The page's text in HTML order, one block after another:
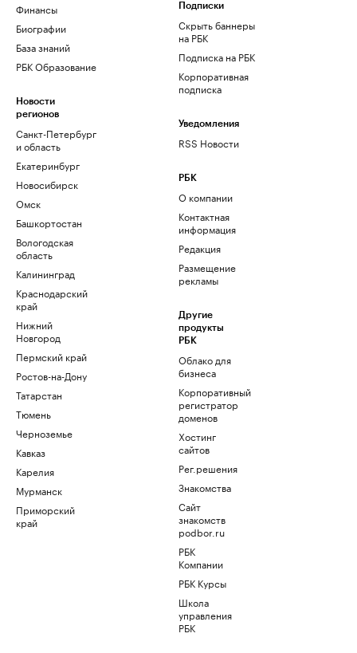
Финансы
Биографии
База знаний
РБК Образование
Новости
регионов
Санкт-Петербург
и область
Екатеринбург
Новосибирск
Омск
Башкортостан
Вологодская
область
Калининград
Краснодарский
край
Нижний
Новгород
Пермский край
Ростов-на-Дону
Татарстан
Тюмень
Черноземье
Кавказ
Карелия
Мурманск
Приморский
край
Подписки
Скрыть баннеры
на РБК
Подписка на РБК
Корпоративная
подписка
Уведомления
RSS Новости
РБК
О компании
Контактная
информация
Редакция
Размещение
рекламы
Другие
продукты
РБК
Облако для
бизнеса
Корпоративный
регистратор
доменов
Хостинг
сайтов
Рег.решения
Знакомства
Сайт
знакомств
podbor.ru
РБК
Компании
РБК Курсы
Школа
управления
РБК